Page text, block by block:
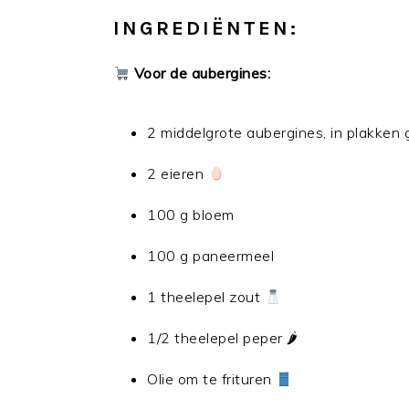
INGREDIËNTEN:
Voor de aubergines:
2 middelgrote aubergines, in plakken
2 eieren
100 g bloem
100 g paneermeel
1 theelepel zout
1/2 theelepel peper 🌶
Olie om te frituren